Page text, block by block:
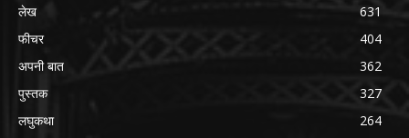
लेख
631
फीचर
404
अपनी बात
362
पुस्तक
327
लघुकथा
264